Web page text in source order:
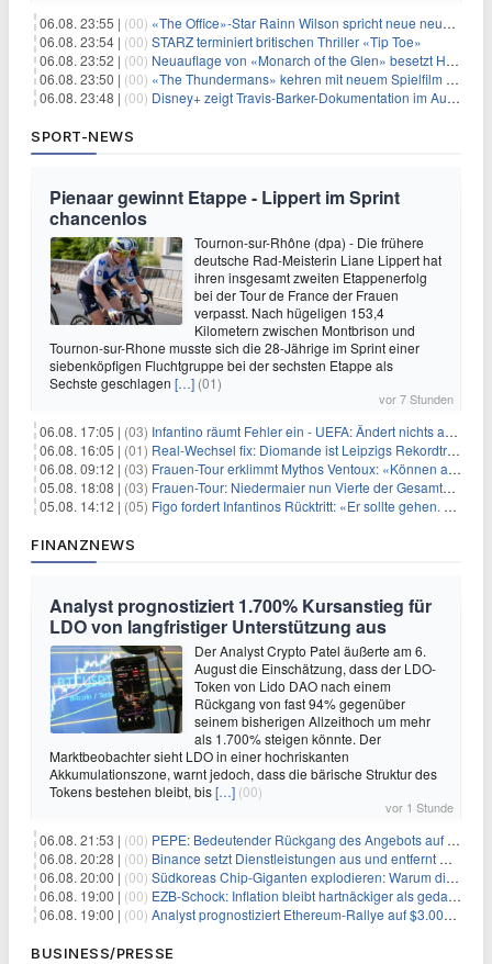
06.08. 23:55 | (00) «The Office»-Star Rainn Wilson spricht neue neuseeländische Serie «Settling»
06.08. 23:54 | (00) STARZ terminiert britischen Thriller «Tip Toe»
06.08. 23:52 | (00) Neuauflage von «Monarch of the Glen» besetzt Hauptrollen
06.08. 23:50 | (00) «The Thundermans» kehren mit neuem Spielfilm zurück
06.08. 23:48 | (00) Disney+ zeigt Travis-Barker-Dokumentation im August
SPORT-NEWS
Pienaar gewinnt Etappe - Lippert im Sprint
chancenlos
Tournon-sur-Rhône (dpa) - Die frühere
deutsche Rad-Meisterin Liane Lippert hat
ihren insgesamt zweiten Etappenerfolg
bei der Tour de France der Frauen
verpasst. Nach hügeligen 153,4
Kilometern zwischen Montbrison und
Tournon-sur-Rhone musste sich die 28-Jährige im Sprint einer
siebenköpfigen Fluchtgruppe bei der sechsten Etappe als
Sechste geschlagen […] (01)
vor 7 Stunden
06.08. 17:05 | (03) Infantino räumt Fehler ein - UEFA: Ändert nichts an Boykott
06.08. 16:05 | (01) Real-Wechsel fix: Diomande ist Leipzigs Rekordtransfer
06.08. 09:12 | (03) Frauen-Tour erklimmt Mythos Ventoux: «Können alles schaffen»
05.08. 18:08 | (03) Frauen-Tour: Niedermaier nun Vierte der Gesamtwertung
05.08. 14:12 | (05) Figo fordert Infantinos Rücktritt: «Er sollte gehen. Jetzt»
FINANZNEWS
Analyst prognostiziert 1.700% Kursanstieg für
LDO von langfristiger Unterstützung aus
Der Analyst Crypto Patel äußerte am 6.
August die Einschätzung, dass der LDO-
Token von Lido DAO nach einem
Rückgang von fast 94% gegenüber
seinem bisherigen Allzeithoch um mehr
als 1.700% steigen könnte. Der
Marktbeobachter sieht LDO in einer hochriskanten
Akkumulationszone, warnt jedoch, dass die bärische Struktur des
Tokens bestehen bleibt, bis[…] (00)
vor 1 Stunde
06.08. 21:53 | (00) PEPE: Bedeutender Rückgang des Angebots auf Börsen – Was kommt als Nächstes?
06.08. 20:28 | (00) Binance setzt Dienstleistungen aus und entfernt mehrere Krypto-Paare: Wer ist betroffen?
06.08. 20:00 | (00) Südkoreas Chip-Giganten explodieren: Warum dieser Rekord-Tag die KI-Branche erschüttert
06.08. 19:00 | (00) EZB-Schock: Inflation bleibt hartnäckiger als gedacht – 2027 wird zum kritischen Test
06.08. 19:00 | (00) Analyst prognostiziert Ethereum-Rallye auf $3.000 nach entscheidendem On-Chain-Ausbruch
BUSINESS/PRESSE